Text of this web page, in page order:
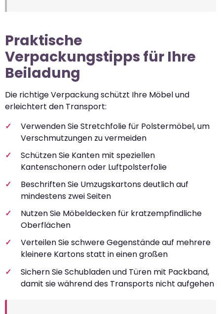
Praktische
Verpackungstipps für Ihre
Beiladung
Die richtige Verpackung schützt Ihre Möbel und
erleichtert den Transport:
Verwenden Sie Stretchfolie für Polstermöbel, um
Verschmutzungen zu vermeiden
Schützen Sie Kanten mit speziellen
Kantenschonern oder Luftpolsterfolie
Beschriften Sie Umzugskartons deutlich auf
mindestens zwei Seiten
Nutzen Sie Möbeldecken für kratzempfindliche
Oberflächen
Verteilen Sie schwere Gegenstände auf mehrere
kleinere Kartons statt in einen großen
Sichern Sie Schubladen und Türen mit Packband,
damit sie während des Transports nicht aufgehen